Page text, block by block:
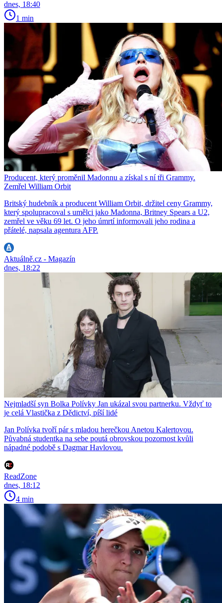
dnes, 18:40
1 min
Producent, který proměnil Madonnu a získal s ní tři Grammy.
Zemřel William Orbit
Britský hudebník a producent William Orbit, držitel ceny Grammy,
který spolupracoval s umělci jako Madonna, Britney Spears a U2,
zemřel ve věku 69 let. O jeho úmrtí informovali jeho rodina a
přátelé, napsala agentura AFP.
Aktuálně.cz - Magazín
dnes, 18:22
Nejmladší syn Bolka Polívky Jan ukázal svou partnerku. Vždyť to
je celá Vlastička z Dědictví, píší lidé
Jan Polívka tvoří pár s mladou herečkou Anetou Kalertovou.
Půvabná studentka na sebe poutá obrovskou pozornost kvůli
nápadné podobě s Dagmar Havlovou.
ReadZone
dnes, 18:12
4 min